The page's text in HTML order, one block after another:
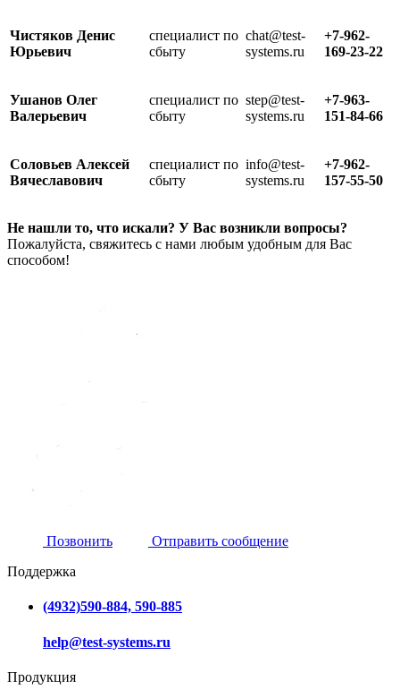
Чистяков Денис
Юрьевич
специалист по
сбыту
chat@test-
systems.ru
+7-962-
169-23-22
Ушанов Олег
Валерьевич
специалист по
сбыту
step@test-
systems.ru
+7-963-
151-84-66
Соловьев Алексей
Вячеславович
специалист по
сбыту
info@test-
systems.ru
+7-962-
157-55-50
Не нашли то, что искали? У Вас возникли вопросы?
Пожалуйста, свяжитесь с нами любым удобным для Вас
способом!
Позвонить
Отправить сообщение
Поддержка
(4932)590-884, 590-885
help@test-systems.ru
Продукция